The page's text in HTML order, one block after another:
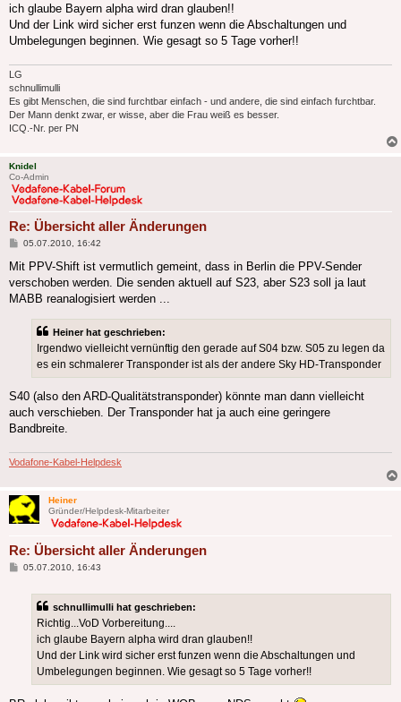
ich glaube Bayern alpha wird dran glauben!!
Und der Link wird sicher erst funzen wenn die Abschaltungen und
Umbelegungen beginnen. Wie gesagt so 5 Tage vorher!!
LG
schnullimulli
Es gibt Menschen, die sind furchtbar einfach - und andere, die sind einfach furchtbar.
Der Mann denkt zwar, er wisse, aber die Frau weiß es besser.
ICQ.-Nr. per PN
Knidel
Co-Admin
Re: Übersicht aller Änderungen
Beitrag
05.07.2010, 16:42
Mit PPV-Shift ist vermutlich gemeint, dass in Berlin die PPV-Sender
verschoben werden. Die senden aktuell auf S23, aber S23 soll ja laut
MABB reanalogisiert werden ...
Heiner hat geschrieben:
Irgendwo vielleicht vernünftig den gerade auf S04 bzw. S05 zu legen da
es ein schmalerer Transponder ist als der andere Sky HD-Transponder
S40 (also den ARD-Qualitätstransponder) könnte man dann vielleicht
auch verschieben. Der Transponder hat ja auch eine geringere
Bandbreite.
Vodafone-Kabel-Helpdesk
Heiner
Gründer/Helpdesk-Mitarbeiter
Re: Übersicht aller Änderungen
Beitrag
05.07.2010, 16:43
schnullimulli hat geschrieben:
Richtig...VoD Vorbereitung....
ich glaube Bayern alpha wird dran glauben!!
Und der Link wird sicher erst funzen wenn die Abschaltungen und
Umbelegungen beginnen. Wie gesagt so 5 Tage vorher!!